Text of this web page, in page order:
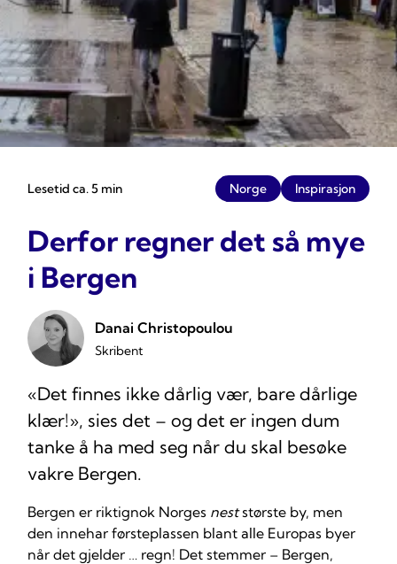
Lesetid ca. 5 min Norge Inspirasjon
Derfor regner det så mye
i Bergen
Danai Christopoulou
Skribent
«Det finnes ikke dårlig vær, bare dårlige
klær!», sies det – og det er ingen dum
tanke å ha med seg når du skal besøke
vakre Bergen.
Bergen er riktignok Norges neststørste by, men
den innehar førsteplassen blant alle Europas byer
når det gjelder … regn! Det stemmer – Bergen,